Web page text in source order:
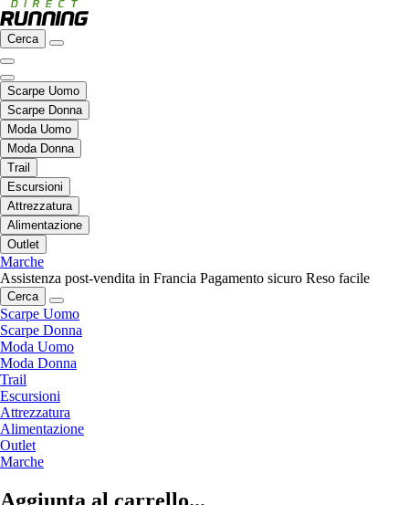
Cerca
Scarpe Uomo
Scarpe Donna
Moda Uomo
Moda Donna
Trail
Escursioni
Attrezzatura
Alimentazione
Outlet
Marche
Assistenza post-vendita in Francia Pagamento sicuro Reso facile
Cerca
Scarpe Uomo
Scarpe Donna
Moda Uomo
Moda Donna
Trail
Escursioni
Attrezzatura
Alimentazione
Outlet
Marche